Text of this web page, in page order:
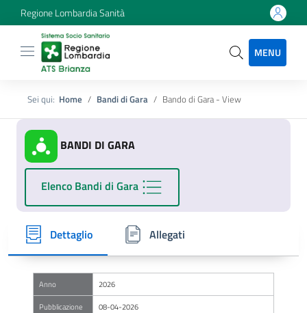
Regione Lombardia Sanità
MENU
Sei qui: Home Bandi di Gara Bando di Gara - View
BANDI DI GARA
Elenco Bandi di Gara
Dettaglio Allegati
Anno
2026
Pubblicazione
08-04-2026